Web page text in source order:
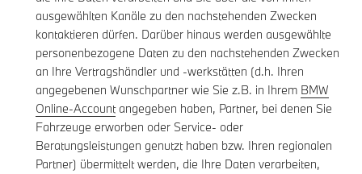
ausgewählten Kanäle zu den nachstehenden Zwecken
kontaktieren dürfen. Darüber hinaus werden ausgewählte
personenbezogene Daten zu den nachstehenden Zwecken
an Ihre Vertragshändler und -werkstätten (d.h. Ihren
angegebenen Wunschpartner wie Sie z.B. in Ihrem BMW
Online-Accountangegeben haben, Partner, bei denen Sie
Fahrzeuge erworben oder Service- oder
Beratungsleistungen genutzt haben bzw. Ihren regionalen
Partner) übermittelt werden, die Ihre Daten verarbeiten,